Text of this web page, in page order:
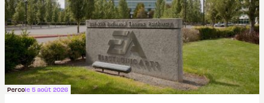
Gabe Newell aussi facilement.P.
Percole 5 août 2026